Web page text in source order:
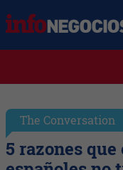
The Conversation
5 razones